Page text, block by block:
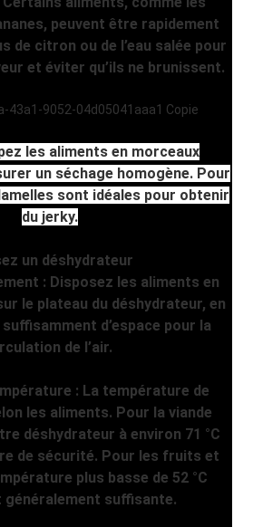
peuvent être rapidement
de citron ou de l’eau salée pour
et éviter qu’ils ne brunissent.
les aliments en morceaux
un séchage homogène. Pour
sont idéales pour obtenir
du jerky.
un déshydrateur
: Disposez les aliments en
le plateau du déshydrateur, en
d’espace pour la
de l’air.
: La température de
les aliments. Pour la viande
déshydrateur à environ 71 °C
de sécurité. Pour les fruits et
plus basse de 52 °C
généralement suffisante.